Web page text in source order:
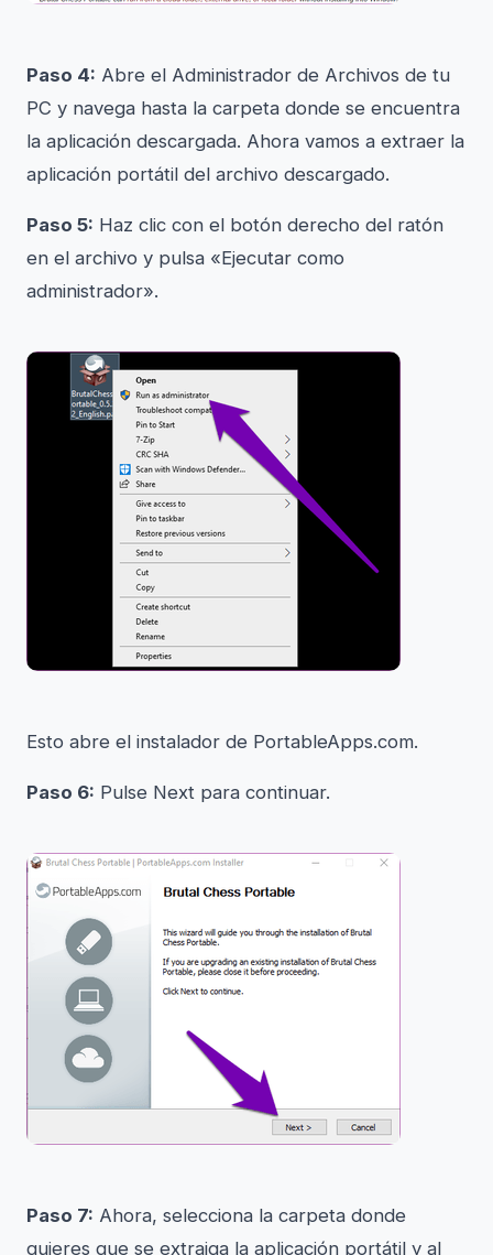
Paso 4: Abre el Administrador de Archivos de tu
PC y navega hasta la carpeta donde se encuentra
la aplicación descargada. Ahora vamos a extraer la
aplicación portátil del archivo descargado.
Paso 5: Haz clic con el botón derecho del ratón
en el archivo y pulsa «Ejecutar como
administrador».
Esto abre el instalador de PortableApps.com.
Paso 6: Pulse Next para continuar.
Paso 7: Ahora, selecciona la carpeta donde
quieres que se extraiga la aplicación portátil y al